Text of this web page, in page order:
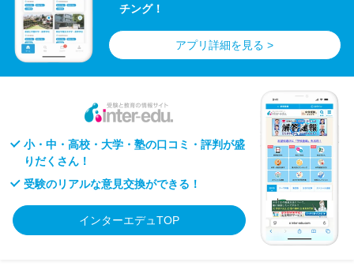
チング！
アプリ詳細を見る >
小・中・高校・大学・塾の口コミ・評判が盛
りだくさん！
受験のリアルな意見交換ができる！
インターエデュTOP